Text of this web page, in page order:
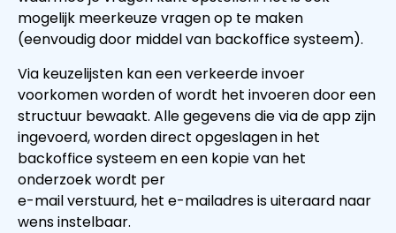
mogelijk meerkeuze vragen op te maken
(eenvoudig door middel van backoffice systeem).
Via keuzelijsten kan een verkeerde invoer
voorkomen worden of wordt het invoeren door een
structuur bewaakt. Alle gegevens die via de app zijn
ingevoerd, worden direct opgeslagen in het
backoffice systeem en een kopie van het
onderzoek wordt per
e-mail verstuurd, het e-mailadres is uiteraard naar
wens instelbaar.